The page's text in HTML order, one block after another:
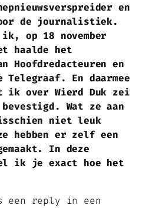
en
de journalistiek.
op 18 november
haalde het
Hoofdredacteuren en
Telegraaf. En daarmee
ik over Wierd Duk zei
bevestigd. Wat ze aan
niet leuk
hebben er zelf een
In deze
ik je exact hoe het
een reply in een